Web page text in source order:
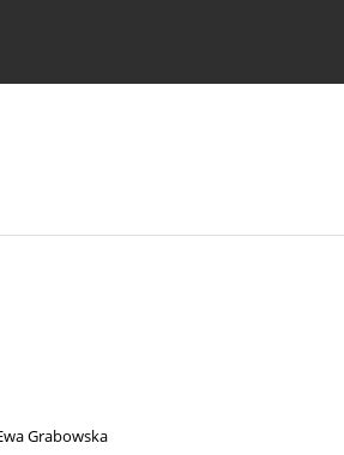
Grabowska